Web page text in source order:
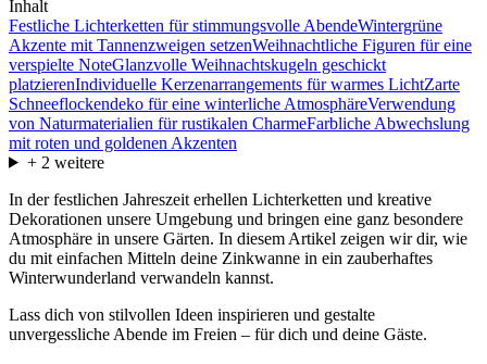
Inhalt
Festliche Lichterketten für stimmungsvolle AbendeWintergrüne
Akzente mit Tannenzweigen setzenWeihnachtliche Figuren für eine
verspielte NoteGlanzvolle Weihnachtskugeln geschickt
platzierenIndividuelle Kerzenarrangements für warmes LichtZarte
Schneeflockendeko für eine winterliche AtmosphäreVerwendung
von Naturmaterialien für rustikalen CharmeFarbliche Abwechslung
mit roten und goldenen Akzenten
+ 2 weitere
In der festlichen Jahreszeit erhellen Lichterketten und kreative
Dekorationen unsere Umgebung und bringen eine ganz besondere
Atmosphäre in unsere Gärten. In diesem Artikel zeigen wir dir, wie
du mit einfachen Mitteln deine Zinkwanne in ein zauberhaftes
Winterwunderland verwandeln kannst.
Lass dich von stilvollen Ideen inspirieren und gestalte
unvergessliche Abende im Freien – für dich und deine Gäste.